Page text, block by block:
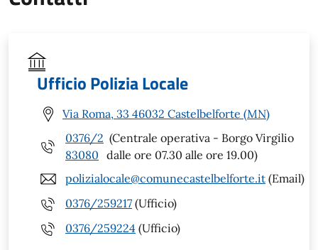
Ufficio Polizia Locale
Via Roma, 33 46032 Castelbelforte (MN)
0376/2
83080
(Centrale operativa - Borgo Virgilio
dalle ore 07.30 alle ore 19.00)
polizialocale@comunecastelbelforte.it (Email)
0376/259217 (Ufficio)
0376/259224 (Ufficio)